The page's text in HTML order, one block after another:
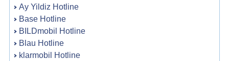
Ay Yildiz Hotline
Base Hotline
BILDmobil Hotline
Blau Hotline
klarmobil Hotline